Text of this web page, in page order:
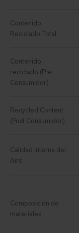
Contenido
Reciclado Total
Contenido
reciclado (Pre
Consumidor)
Recycled Content
(Post Consumidor)
Calidad Interna del
Aire
Composición de
materiales